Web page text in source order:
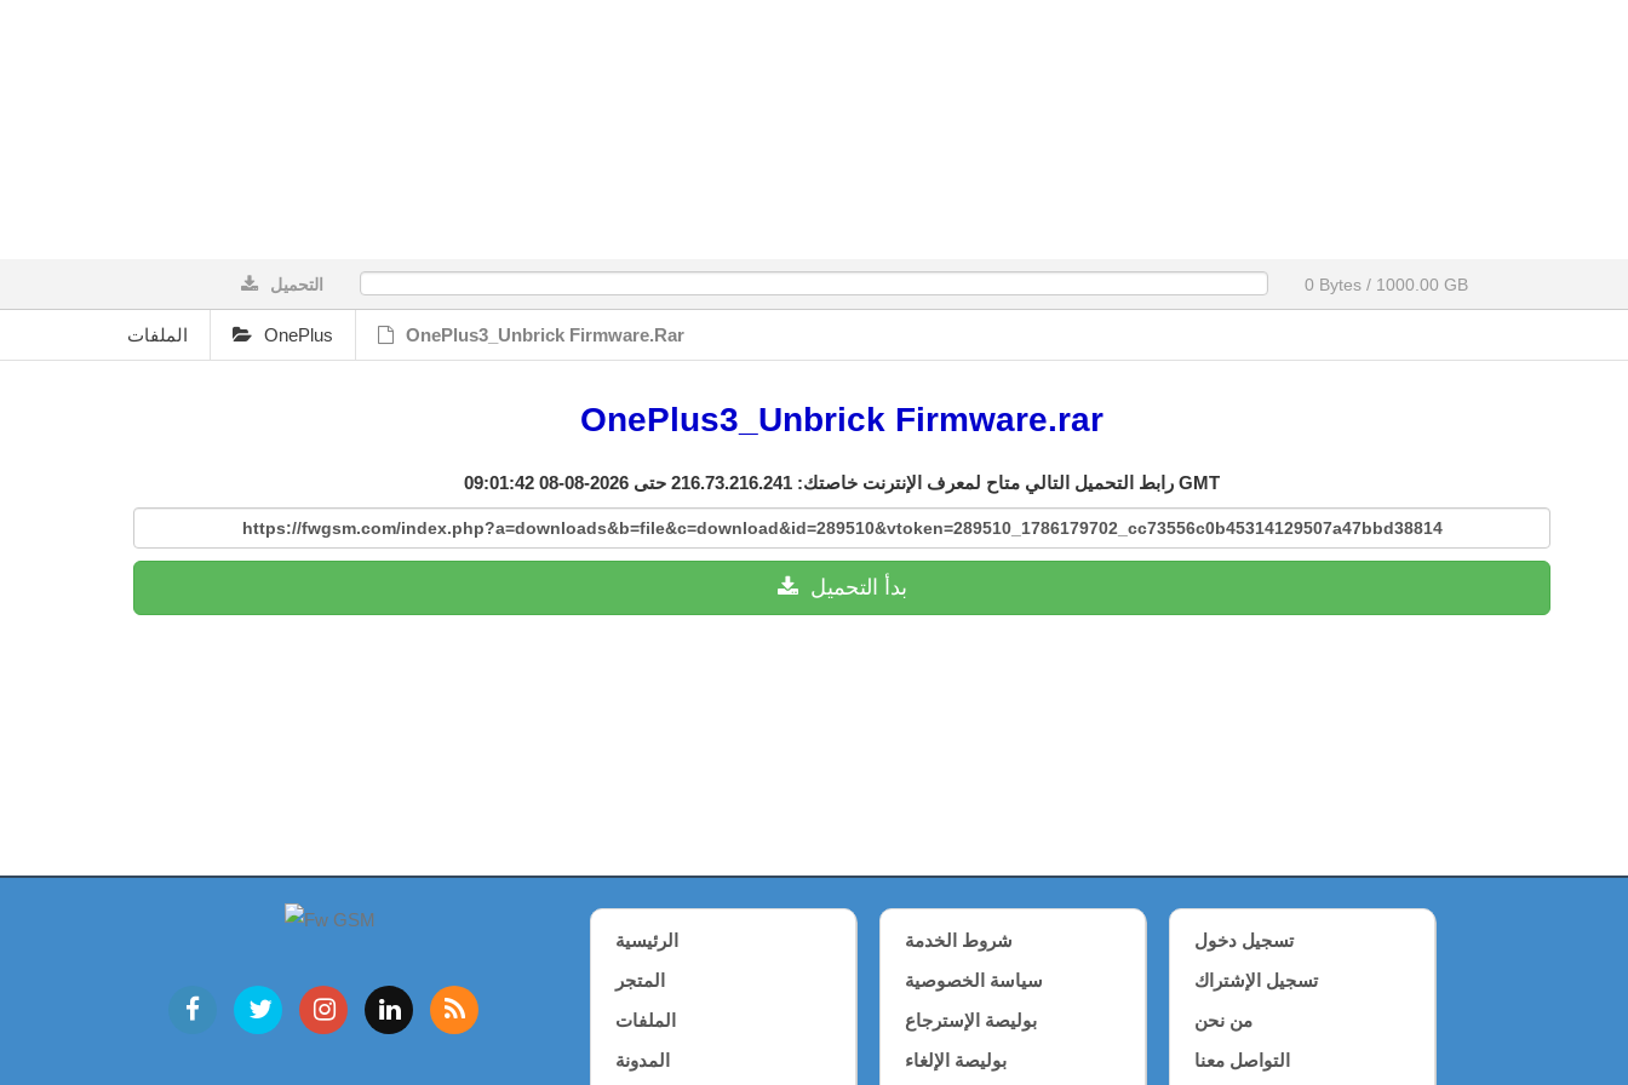
التحميل 0 Bytes / 1000.00 GB
الملفات OnePlus OnePlus3_Unbrick Firmware.rar
OnePlus3_Unbrick Firmware.rar
رابط التحميل التالي متاح لمعرف الإنترنت خاصتك: 216.73.216.241 حتى 2026-08-08 09:01:42 GMT
https://fwgsm.com/index.php?a=downloads&b=file&c=download&id=289510&vtoken=289510_1786179702_cc73556c0b45314129507a47bbd38814
بدأ التحميل
الرئيسية
المتجر
الملفات
المدونة
شروط الخدمة
سياسة الخصوصية
بوليصة الإسترجاع
بوليصة الإلغاء
تسجيل دخول
تسجيل الإشتراك
من نحن
التواصل معنا